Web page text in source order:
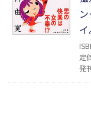
イ
定
発